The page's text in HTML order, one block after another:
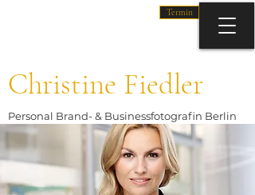
Termin
Christine Fiedler
Personal Brand- & Businessfotografin Berlin